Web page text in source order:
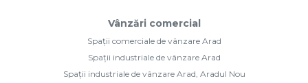
Vânzări comercial
Spații comerciale de vânzare Arad
Spații industriale de vânzare Arad
Spații industriale de vânzare Arad, Aradul Nou